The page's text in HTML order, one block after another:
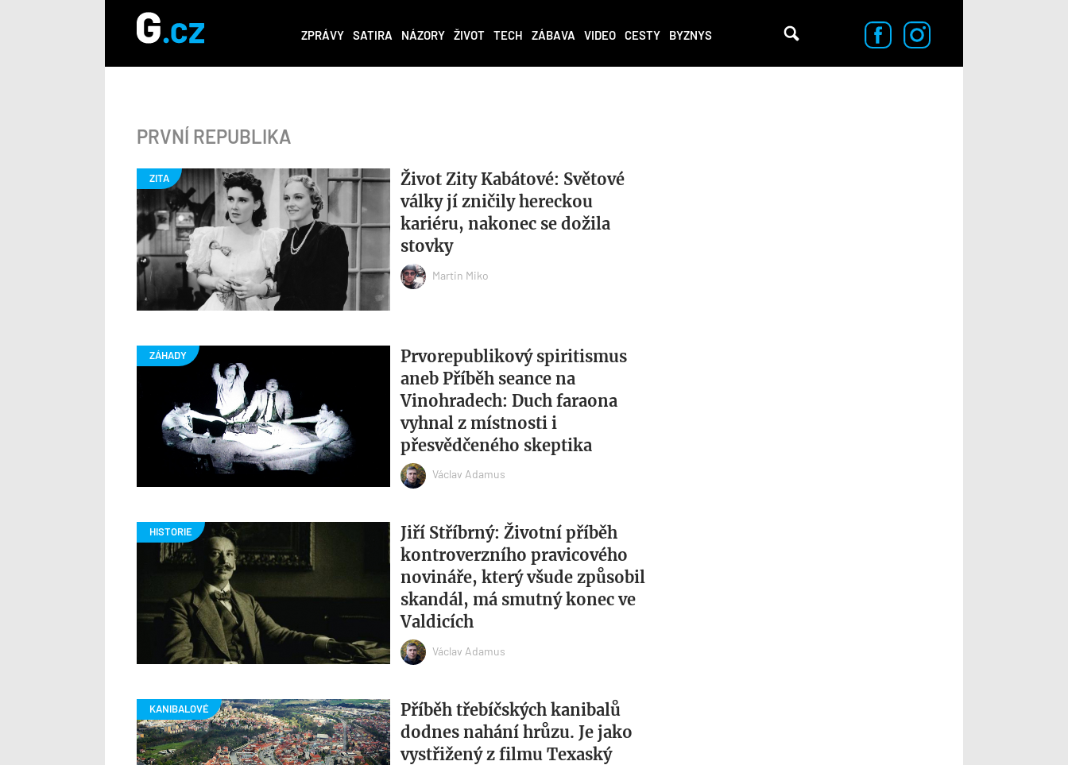
ZPRÁVY SATIRA NÁZORY ŽIVOT TECH ZÁBAVA VIDEO CESTY BYZNYS
PRVNÍ REPUBLIKA
Život Zity Kabátové: Světové
války jí zničily hereckou
kariéru, nakonec se dožila
stovky
Martin Miko
Prvorepublikový spiritismus
aneb Příběh seance na
Vinohradech: Duch faraona
vyhnal z místnosti i
přesvědčeného skeptika
Václav Adamus
Jiří Stříbrný: Životní příběh
kontroverzního pravicového
novináře, který všude způsobil
skandál, má smutný konec ve
Valdicích
Václav Adamus
Příběh třebíčských kanibalů
dodnes nahání hrůzu. Je jako
vystřižený z filmu Texaský